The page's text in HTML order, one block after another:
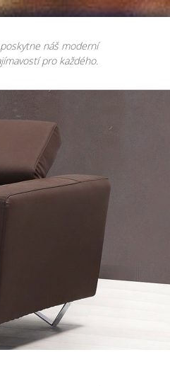
náš moderní
pro každého.